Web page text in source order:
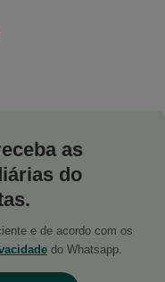
as
do
e de acordo com os
do Whatsapp.